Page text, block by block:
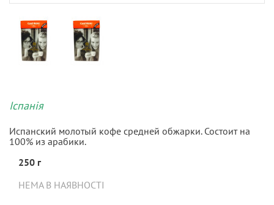
Іспанія
Испанский молотый кофе средней обжарки. Состоит на
100% из арабики.
250 г
НЕМА В НАЯВНОСТІ